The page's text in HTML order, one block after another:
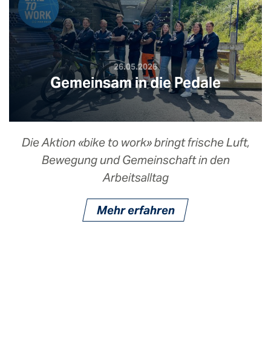
26.05.2026
Gemeinsam in die Pedale
Die Aktion «bike to work» bringt frische Luft,
Bewegung und Gemeinschaft in den
Arbeitsalltag
Mehr erfahren